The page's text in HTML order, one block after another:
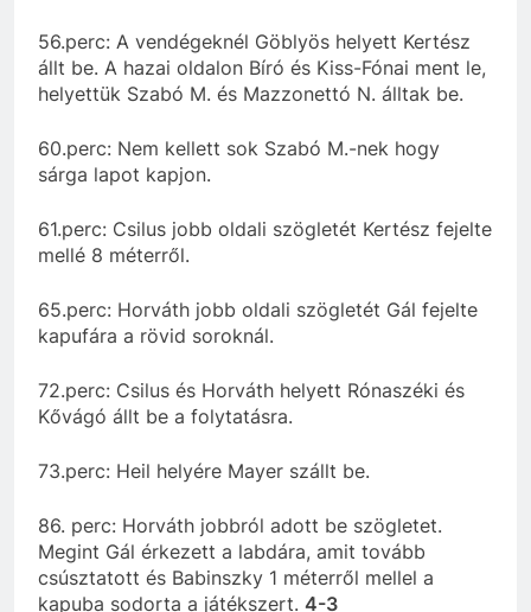
56.perc: A vendégeknél Göblyös helyett Kertész
állt be. A hazai oldalon Bíró és Kiss-Fónai ment le,
helyettük Szabó M. és Mazzonettó N. álltak be.
60.perc: Nem kellett sok Szabó M.-nek hogy
sárga lapot kapjon.
61.perc: Csilus jobb oldali szögletét Kertész fejelte
mellé 8 méterről.
65.perc: Horváth jobb oldali szögletét Gál fejelte
kapufára a rövid soroknál.
72.perc: Csilus és Horváth helyett Rónaszéki és
Kővágó állt be a folytatásra.
73.perc: Heil helyére Mayer szállt be.
86. perc: Horváth jobbról adott be szögletet.
Megint Gál érkezett a labdára, amit tovább
csúsztatott és Babinszky 1 méterről mellel a
kapuba sodorta a játékszert. 4-3